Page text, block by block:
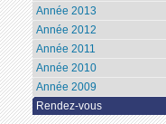
Année 2013
Année 2012
Année 2011
Année 2010
Année 2009
Rendez-vous